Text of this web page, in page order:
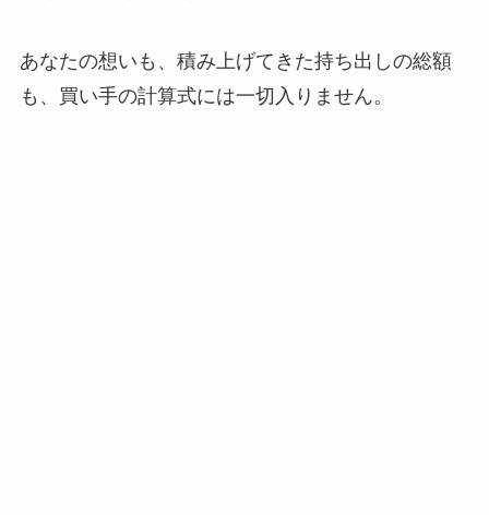
あなたの想いも、積み上げてきた持ち出しの総額
も、買い手の計算式には一切入りません。